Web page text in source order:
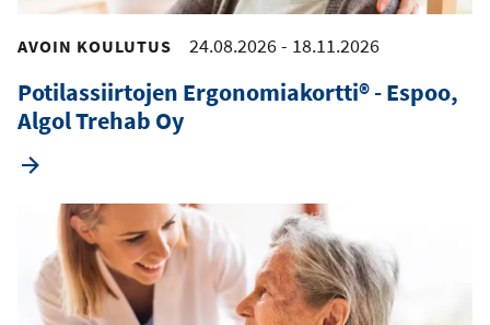
AVOIN KOULUTUS 24.08.2026- 18.11.2026
Potilassiirtojen Ergonomiakortti® - Espoo,
Algol Trehab Oy